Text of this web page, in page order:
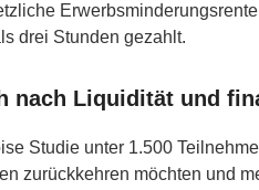
drei Stunden gezahlt.
nach Liquidität und
Studie unter 1.500
zurückkehren möchten und